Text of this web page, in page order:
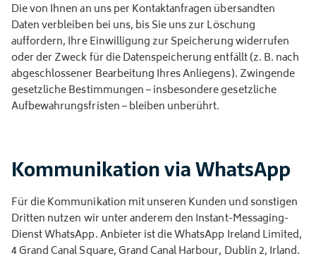
Die von Ihnen an uns per Kontaktanfragen übersandten
Daten verbleiben bei uns, bis Sie uns zur Löschung
auffordern, Ihre Einwilligung zur Speicherung widerrufen
oder der Zweck für die Datenspeicherung entfällt (z. B. nach
abgeschlossener Bearbeitung Ihres Anliegens). Zwingende
gesetzliche Bestimmungen – insbesondere gesetzliche
Aufbewahrungsfristen – bleiben unberührt.
Kommunikation via WhatsApp
Für die Kommunikation mit unseren Kunden und sonstigen
Dritten nutzen wir unter anderem den Instant-Messaging-
Dienst WhatsApp. Anbieter ist die WhatsApp Ireland Limited,
4 Grand Canal Square, Grand Canal Harbour, Dublin 2, Irland.